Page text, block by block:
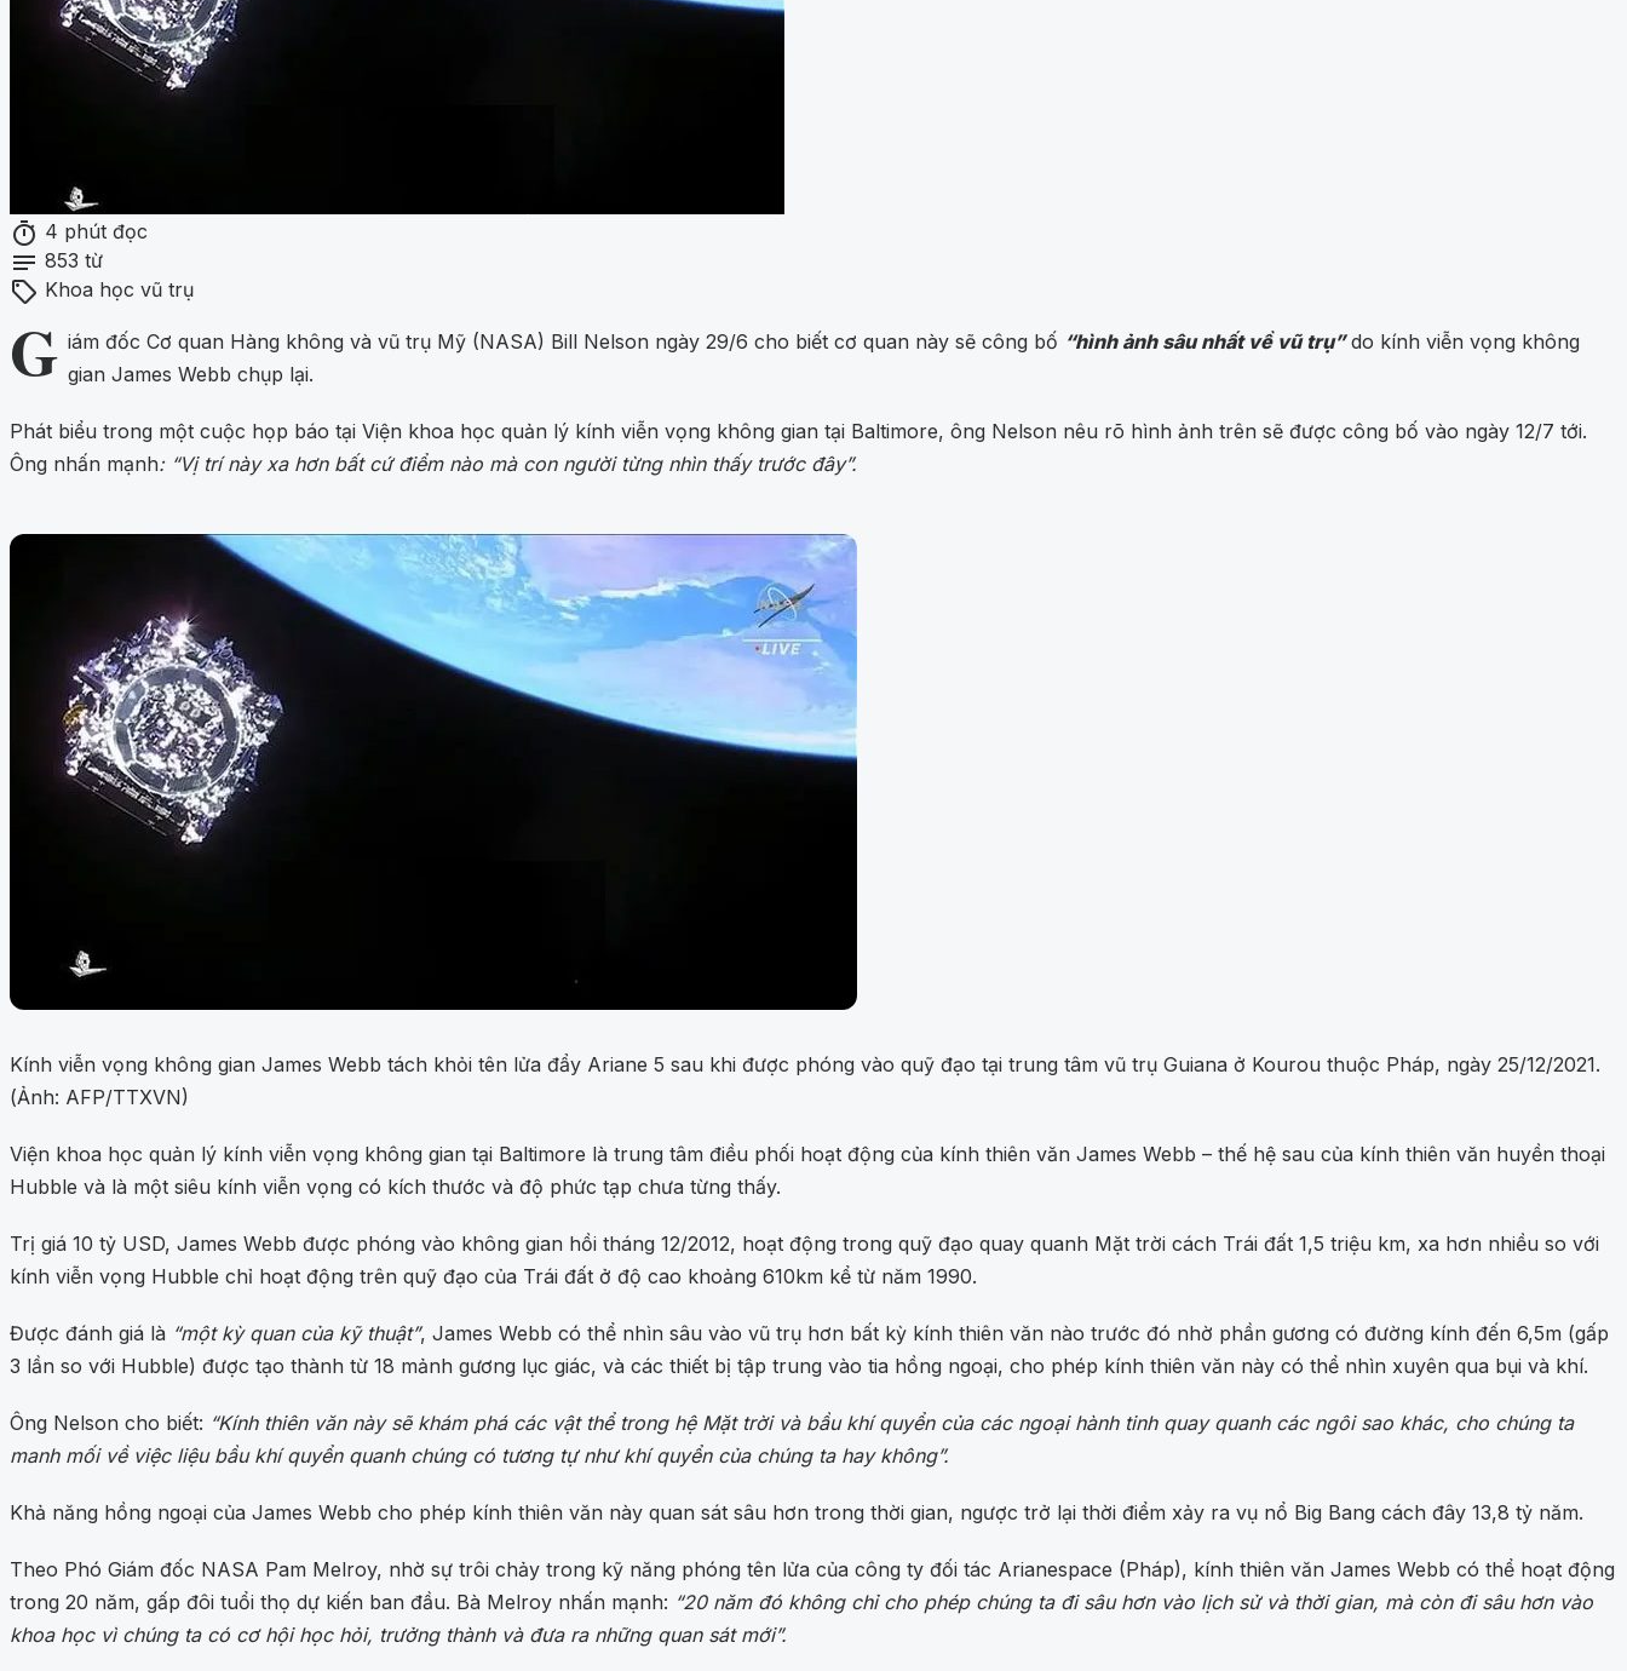
timer 4 phút đọc
notes 853 từ
sell Khoa học vũ trụ
G iám đốc Cơ quan Hàng không và vũ trụ Mỹ (NASA) Bill Nelson ngày 29/6 cho biết cơ quan này sẽ công bố “hình ảnh sâu nhất về vũ trụ”do kính viễn vọng không
gian James Webb chụp lại.
Phát biểu trong một cuộc họp báo tại Viện khoa học quản lý kính viễn vọng không gian tại Baltimore, ông Nelson nêu rõ hình ảnh trên sẽ được công bố vào ngày 12/7 tới.
Ông nhấn mạnh: “Vị trí này xa hơn bất cứ điểm nào mà con người từng nhìn thấy trước đây”.
Kính viễn vọng không gian James Webb tách khỏi tên lửa đẩy Ariane 5 sau khi được phóng vào quỹ đạo tại trung tâm vũ trụ Guiana ở Kourou thuộc Pháp, ngày 25/12/2021.
(Ảnh: AFP/TTXVN)
Viện khoa học quản lý kính viễn vọng không gian tại Baltimore là trung tâm điều phối hoạt động của kính thiên văn James Webb – thế hệ sau của kính thiên văn huyền thoại
Hubble và là một siêu kính viễn vọng có kích thước và độ phức tạp chưa từng thấy.
Trị giá 10 tỷ USD, James Webb được phóng vào không gian hồi tháng 12/2012, hoạt động trong quỹ đạo quay quanh Mặt trời cách Trái đất 1,5 triệu km, xa hơn nhiều so với
kính viễn vọng Hubble chỉ hoạt động trên quỹ đạo của Trái đất ở độ cao khoảng 610km kể từ năm 1990.
Được đánh giá là “một kỳ quan của kỹ thuật”, James Webb có thể nhìn sâu vào vũ trụ hơn bất kỳ kính thiên văn nào trước đó nhờ phần gương có đường kính đến 6,5m (gấp
3 lần so với Hubble) được tạo thành từ 18 mảnh gương lục giác, và các thiết bị tập trung vào tia hồng ngoại, cho phép kính thiên văn này có thể nhìn xuyên qua bụi và khí.
Ông Nelson cho biết: “Kính thiên văn này sẽ khám phá các vật thể trong hệ Mặt trời và bầu khí quyển của các ngoại hành tinh quay quanh các ngôi sao khác, cho chúng ta
manh mối về việc liệu bầu khí quyển quanh chúng có tương tự như khí quyển của chúng ta hay không”.
Khả năng hồng ngoại của James Webb cho phép kính thiên văn này quan sát sâu hơn trong thời gian, ngược trở lại thời điểm xảy ra vụ nổ Big Bang cách đây 13,8 tỷ năm.
Theo Phó Giám đốc NASA Pam Melroy, nhờ sự trôi chảy trong kỹ năng phóng tên lửa của công ty đối tác Arianespace (Pháp), kính thiên văn James Webb có thể hoạt động
trong 20 năm, gấp đôi tuổi thọ dự kiến ban đầu. Bà Melroy nhấn mạnh: “20 năm đó không chỉ cho phép chúng ta đi sâu hơn vào lịch sử và thời gian, mà còn đi sâu hơn vào
khoa học vì chúng ta có cơ hội học hỏi, trưởng thành và đưa ra những quan sát mới”.